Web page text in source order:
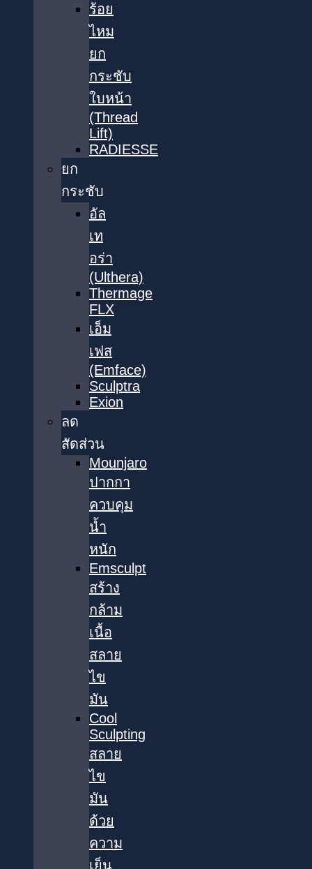
ร้อย
ไหม
ยก
กระชับ
ใบหน้า
(Thread
Lift)
RADIESSE
ยก
กระชับ
อัล
เท
อร่า
(Ulthera)
Thermage
FLX
เอ็ม
เฟส
(Emface)
Sculptra
Exion
ลด
สัดส่วน
Mounjaro
ปากกา
ควบคุม
น้ำ
หนัก
Emsculpt
สร้าง
กล้าม
เนื้อ
สลาย
ไข
มัน
Cool
Sculpting
สลาย
ไข
มัน
ด้วย
ความ
เย็น